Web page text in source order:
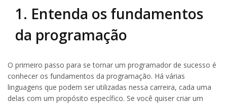
1. Entenda os fundamentos
da programação
O primeiro passo para se tornar um programador de sucesso é
conhecer os fundamentos da programação. Há várias
linguagens que podem ser utilizadas nessa carreira, cada uma
delas com um propósito específico. Se você quiser criar um